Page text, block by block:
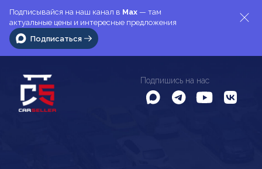
Подписывайся на наш канал в Max — там
актуальные цены и интересные предложения
Подписаться
Подпишись на нас